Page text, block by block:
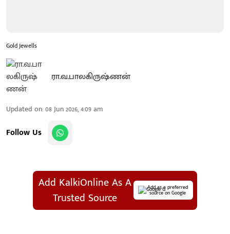
Gold Jewells
ரா.வ.பாலகிருஷ்ணன்
Updated on:08 Jun 2026, 4:09 am
Follow Us
Add KalkiOnline As A
Trusted Source
Add as a preferred
source on Google